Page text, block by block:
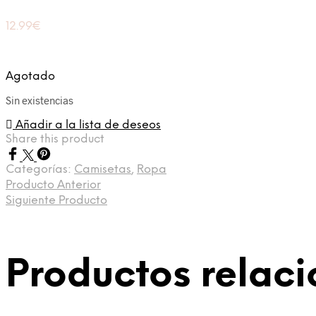
12.99€
Agotado
Sin existencias
Añadir a la lista de deseos
Share this product
Categorías: Camisetas, Ropa
Producto Anterior
Siguiente Producto
Productos